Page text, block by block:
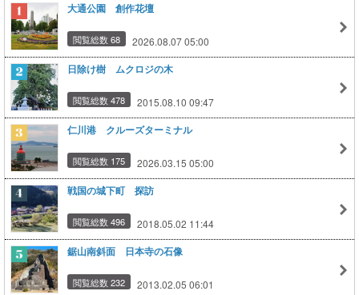
大通公園 創作花壇
閲覧総数 68 2026.08.07 05:00
日除け樹 ムクロジの木
閲覧総数 478 2015.08.10 09:47
仁川港 クルーズターミナル
閲覧総数 175 2026.03.15 05:00
戦国の城下町 探訪
閲覧総数 496 2018.05.02 11:44
鋸山南斜面 日本寺の石像
閲覧総数 232 2013.02.05 06:01